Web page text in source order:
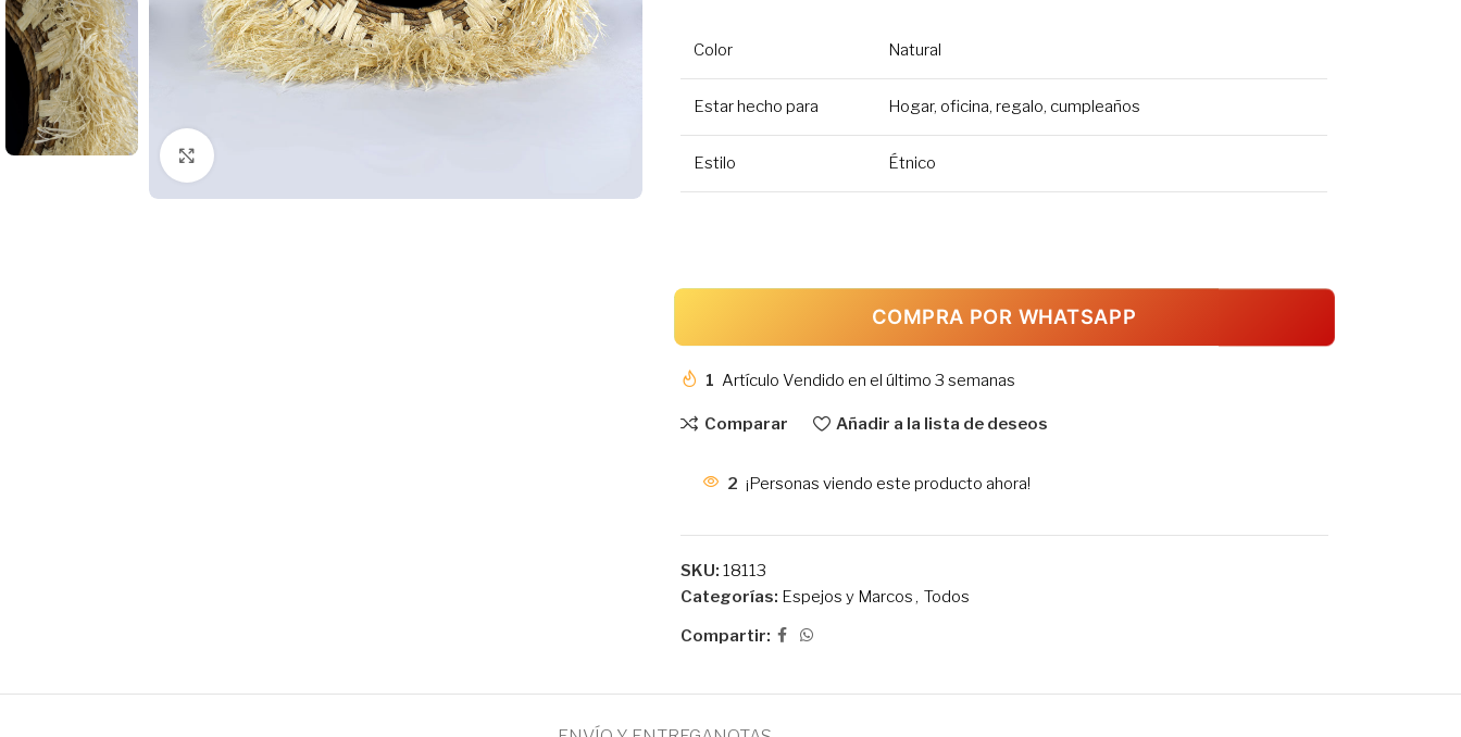
Color Natural
Estar hecho para Hogar, oficina, regalo, cumpleaños
Estilo Étnico
COMPRA POR WHATSAPP
1 Artículo Vendido en el último 3 semanas
Comparar Añadir a la lista de deseos
2 ¡Personas viendo este producto ahora!
SKU: 18113
Categorías: Espejos y Marcos , Todos
Compartir: